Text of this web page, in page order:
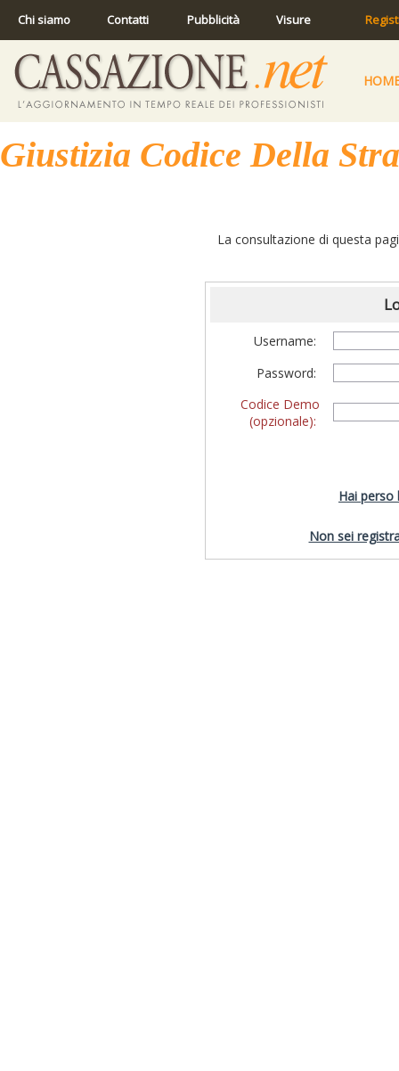
Chi siamo Contatti Pubblicità Visure
Giustizia Codice Della
La consultazione di questa
Username:
Password:
Codice Demo
(opzionale):
Hai perso
Non sei